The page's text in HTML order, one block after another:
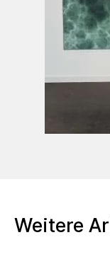
2023Auf
2026 Inner
2025
Weitere